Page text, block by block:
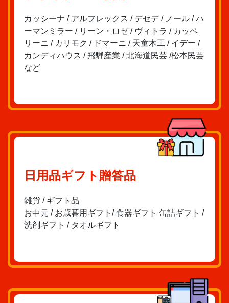
カッシーナ / アルフレックス / デセデ / ノール / ハ
ーマンミラー / リーン・ロゼ / ヴィトラ / カッペ
リーニ / カリモク / ドマーニ / 天童木工 / イデー /
カンディハウス / 飛騨産業 / 北海道民芸 /松本民芸
など
日用品ギフト贈答品
雑貨 / ギフト品
お中元 / お歳暮用ギフト/ 食器ギフト 缶詰ギフト /
洗剤ギフト / タオルギフト